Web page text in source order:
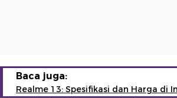
Baca juga:
Realme 13: Spesifikasi dan Harga di